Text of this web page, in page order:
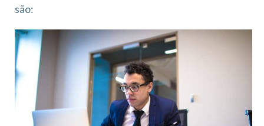
são: